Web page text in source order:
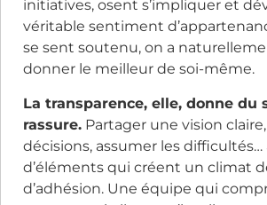
initiatives, osent s’impliquer et
véritable sentiment
se sent soutenu, on a
donner le meilleur de soi-même.
La transparence, elle, donne du
rassure. Partager une vision
décisions, assumer les
d’éléments qui créent un climat
d’adhésion. Une équipe qui